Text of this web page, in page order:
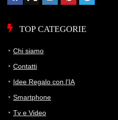
TOP CATEGORIE
Chi siamo
Contatti
Idee Regalo con l’IA
Smartphone
Tv e Video